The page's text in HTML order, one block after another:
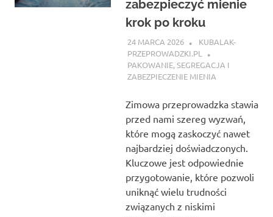
zabezpieczyć mienie
krok po kroku
24 MARCA 2026
KUBALAK-
PRZEPROWADZKI.PL
PAKOWANIE, SEGREGACJA I
ZABEZPIECZENIE MIENIA
Zimowa przeprowadzka stawia
przed nami szereg wyzwań,
które mogą zaskoczyć nawet
najbardziej doświadczonych.
Kluczowe jest odpowiednie
przygotowanie, które pozwoli
uniknąć wielu trudności
związanych z niskimi